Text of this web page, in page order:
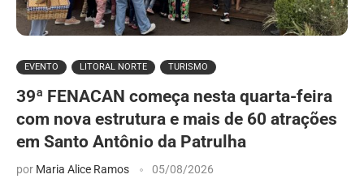
EVENTO LITORAL NORTE TURISMO
39ª FENACAN começa nesta quarta-feira
com nova estrutura e mais de 60 atrações
em Santo Antônio da Patrulha
por Maria Alice Ramos 05/08/2026